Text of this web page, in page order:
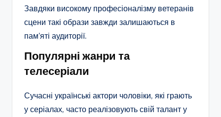
Завдяки високому професіоналізму ветеранів
сцени такі образи завжди залишаються в
пам’яті аудиторії.
Популярні жанри та
телесеріали
Сучасні українські актори чоловіки, які грають
у серіалах, часто реалізовують свій талант у